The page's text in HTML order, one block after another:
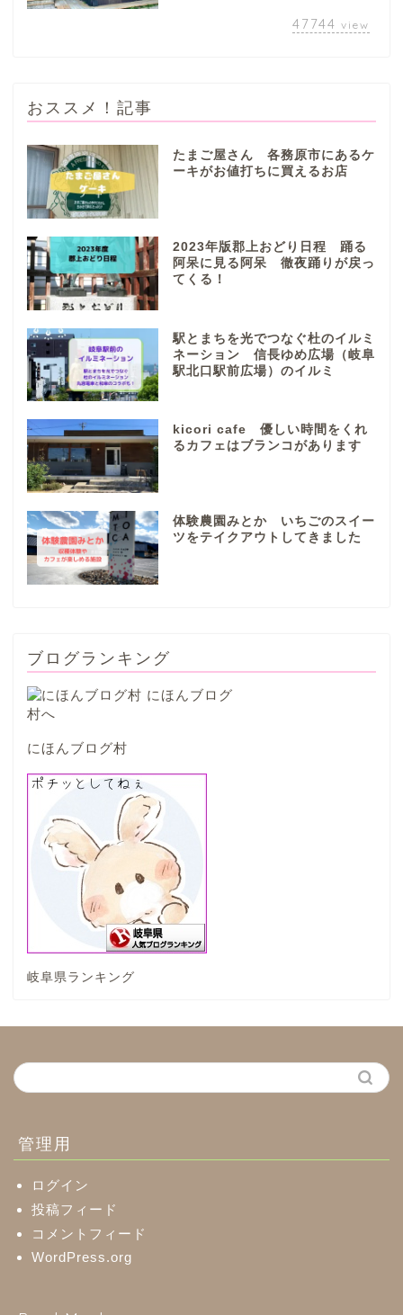
47744 view
おススメ！記事
たまご屋さん 各務原市にあるケ
ーキがお値打ちに買えるお店
2023年版郡上おどり日程 踊る
阿呆に見る阿呆 徹夜踊りが戻っ
てくる！
駅とまちを光でつなぐ杜のイルミ
ネーション 信長ゆめ広場（岐阜
駅北口駅前広場）のイルミ
kicori cafe 優しい時間をくれ
るカフェはブランコがあります
体験農園みとか いちごのスイー
ツをテイクアウトしてきました
ブログランキング
にほんブログ村
岐阜県ランキング
管理用
ログイン
投稿フィード
コメントフィード
WordPress.org
ぎふまるけ内の記事と写真
（画像）＆掲載情報につい
ての注意事項など
岐阜地域
岐阜市
各務原市
山県市